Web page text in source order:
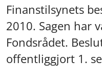
Finanstilsynets
2010. Sagen har
Fondsrådet.
offentliggjort 1.